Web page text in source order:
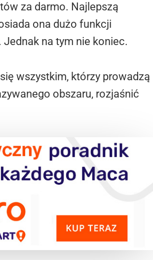
za darmo. Najlepszą
ona dużo funkcji
na tym nie koniec.
wszystkim, którzy prowadzą
obszaru, rozjaśnić